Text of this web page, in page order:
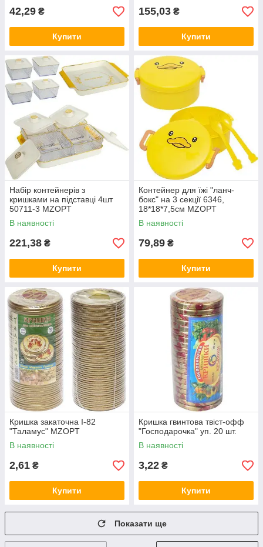
42,29 ₴
Купити
155,03 ₴
Купити
Набір контейнерів з
кришками на підставці 4шт
50711-3 MZOPT
В наявності
221,38 ₴
Купити
Контейнер для їжі "ланч-
бокс" на 3 секції 6346,
18*18*7,5см MZOPT
В наявності
79,89 ₴
Купити
Кришка закаточна І-82
"Таламус" MZOPT
В наявності
2,61 ₴
Купити
Кришка гвинтова твіст-офф
"Господарочка" уп. 20 шт.
В наявності
3,22 ₴
Купити
Показати ще